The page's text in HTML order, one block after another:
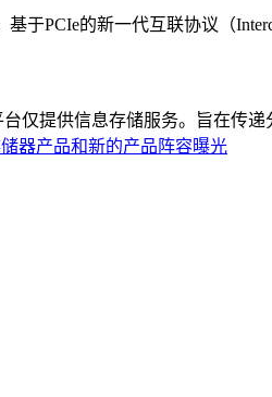
于PCIe的新一代互联协议（
仅提供信息存储服务。旨在传
器产品和新的产品阵容曝光